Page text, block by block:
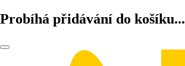
Probíhá přidávání do košíku...